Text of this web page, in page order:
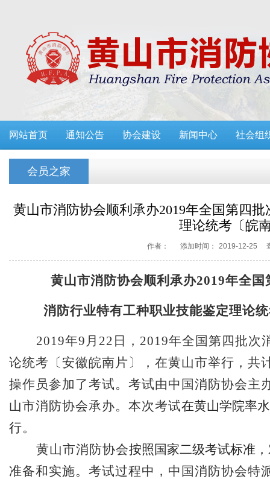
网站首页 通知公告 协会建设 新闻中心 社会组
会员之家
黄山市消防协会顺利承办2019年全国第四
理论统考〔皖
作者： 添加时间： 2019-12-25
黄山市消防协会顺利 承办2019年全国
消防行业特有工种职业技能鉴定理论
2019年9月22日 ， 2019年全国第四批次
论统考 〔安徽皖南片〕 ， 在黄山市举行 ， 共
操作员参加了考试。考试由中国消防协会主
山市消防协会承办。 本次考试在黄山学院率
行。
黄山市消防协会按照国家二级考试标准 ，
准备和实施。考试过程中，中国消防协会特